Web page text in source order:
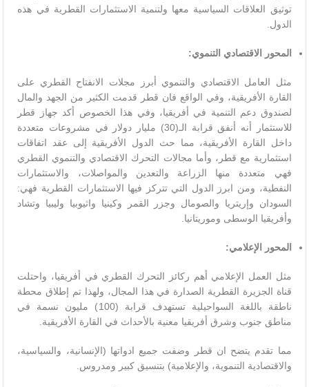
توثيق العلاقات السياسية معها ولتنمية الاستثمارات القطرية في هذه
الدول.
المحور الاقتصادي التنموي:
مثل العامل الاقتصادي والتنموي أبرز مجلات الانفتاح القطري على
القارة الأفريقية، وفي الواقع فان قطر قدمت الكثير من الجهد والمال
لصندوق دعم التنمية في أفريقيا، وفي هذا الخصوص أكد جهاز قطر
للاستثمار أنه أنفق قرابة الـ(30) مليار دولار في مشروعات متعددة
داخل القارة الأفريقية، مما حث الدول الأفريقية إلى عقد اتفاقات
استثمارية مع قطر، وأما مجالات التحرك الاقتصادي والتنموي القطري
فهي متعددة منها الزراعة والتعدين والمواصلات، والاستثمارات
النفطية، ومن ابرز الدول التي تتركز فيها الاستثمارات القطرية فهي:
السودان وإريتريا والصومال وجزر القمر وكينيا واثيوبيا وليبيا وتشاد
وأفريقيا الوسطى وموريتانيا.
المحور الإعلامي:
مثل العمل الإعلامي أهم ركائز التحرك القطري في أفريقيا، واحتلت
قناة الجزيرة القطرية الصدارة في هذا المجال، ولهذا تم إطلاق محطة
ناطقة باللغة السواحيلية تستهدف قرابة (100) مليون نسمة في
مناطق جنوب وشرق أفريقيا معنية بالأحداث في القارة الأفريقية.
مما تقدم يتضح ان قطر وضفت جميع ادواتها (الإنسانية، والسياسية،
والاقتصادية التنموية، والإعلامية) بتنسيق كبير ومدروس.